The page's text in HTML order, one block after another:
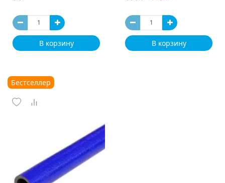
В корзину В корзину
Бестселлер